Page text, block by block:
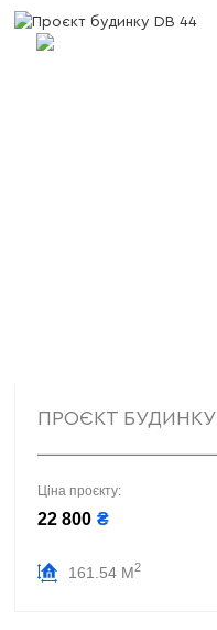
ПРОЄКТ БУДИНКУ
Ціна проєкту:
22 800 ₴
161.54 М2